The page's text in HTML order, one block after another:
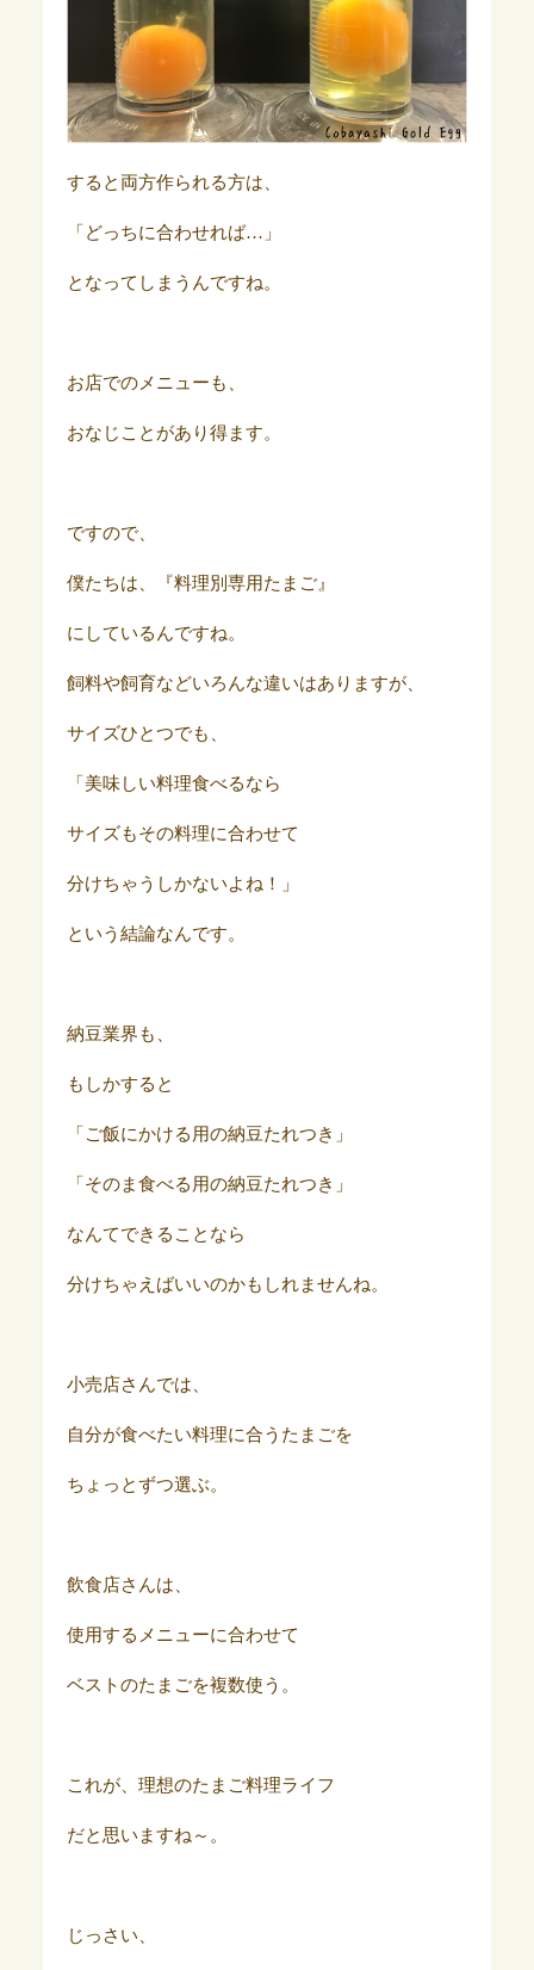
すると両方作られる方は、
「どっちに合わせれば…」
となってしまうんですね。
お店でのメニューも、
おなじことがあり得ます。
ですので、
僕たちは、『料理別専用たまご』
にしているんですね。
飼料や飼育などいろんな違いはありますが、
サイズひとつでも、
「美味しい料理食べるなら
サイズもその料理に合わせて
分けちゃうしかないよね！」
という結論なんです。
納豆業界も、
もしかすると
「ご飯にかける用の納豆たれつき」
「そのま食べる用の納豆たれつき」
なんてできることなら
分けちゃえばいいのかもしれませんね。
小売店さんでは、
自分が食べたい料理に合うたまごを
ちょっとずつ選ぶ。
飲食店さんは、
使用するメニューに合わせて
ベストのたまごを複数使う。
これが、理想のたまご料理ライフ
だと思いますね～。
じっさい、